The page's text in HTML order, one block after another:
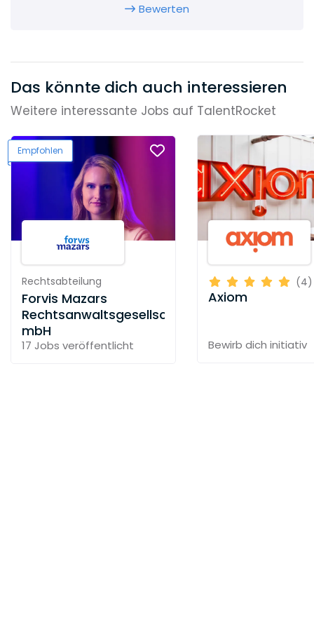
Bewerten
Das könnte dich auch interessieren
Weitere interessante Jobs auf TalentRocket
Empfohlen
Rechtsabteilung
Forvis Mazars
Rechtsanwaltsgesellschaft
mbH
17 Jobs veröffentlicht
(4)
Axiom
Bewirb dich initiativ